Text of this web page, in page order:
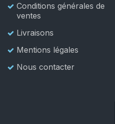
Conditions générales de
ventes
Livraisons
Mentions légales
Nous contacter